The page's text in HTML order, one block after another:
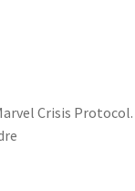
Crisis Protocol.